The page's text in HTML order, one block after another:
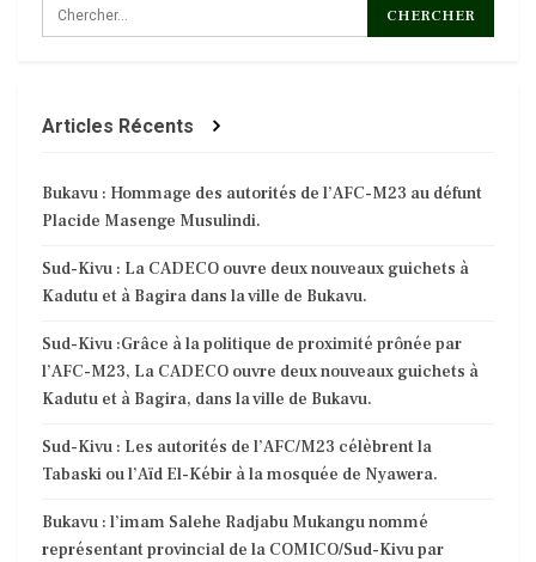
Articles Récents
Bukavu : Hommage des autorités de l’AFC-M23 au défunt
Placide Masenge Musulindi.
Sud-Kivu : La CADECO ouvre deux nouveaux guichets à
Kadutu et à Bagira dans la ville de Bukavu.
Sud-Kivu :Grâce à la politique de proximité prônée par
l’AFC-M23, La CADECO ouvre deux nouveaux guichets à
Kadutu et à Bagira, dans la ville de Bukavu.
Sud-Kivu : Les autorités de l’AFC/M23 célèbrent la
Tabaski ou l’Aïd El-Kébir à la mosquée de Nyawera.
Bukavu : l’imam Salehe Radjabu Mukangu nommé
représentant provincial de la COMICO/Sud-Kivu par